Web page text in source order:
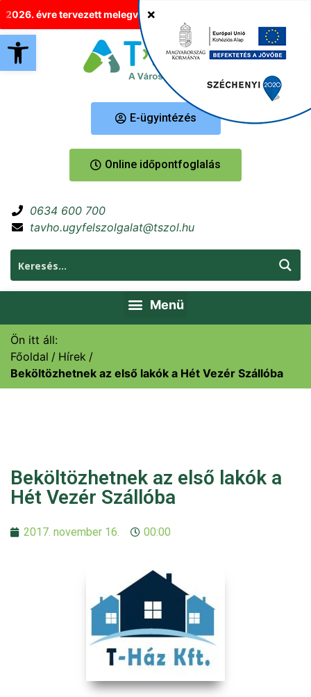
Eszköztár megnyitása
évre tervezett melegvíz-korlátozások Tatabányán
E-ügyintézés
Online időpontfoglalás
0634 600 700
tavho.ugyfelszolgalat@tszol.hu
Ön itt áll:
Főoldal
Hírek
Beköltözhetnek az első lakók a Hét Vezér Szállóba
Beköltözhetnek az első lakók a
Hét Vezér Szállóba
2017. november 16. 00:00